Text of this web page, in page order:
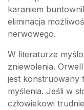
karaniem
eliminacja
nerwowego.
W literaturze
zniewolenia.
jest konstruowany
myślenia. Jeśli w
człowiekowi